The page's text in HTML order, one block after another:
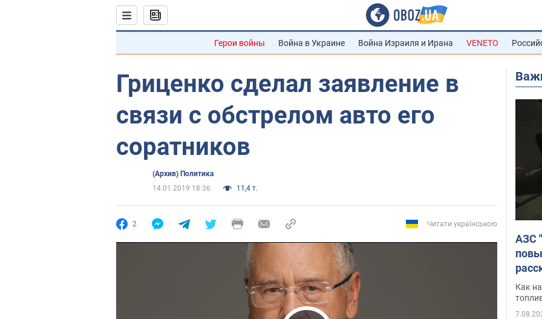
Герои войны Война в Украине Война Израиля и Ирана VENETO
Гриценко сделал заявление в
связи с обстрелом авто его
соратников
(Архив) Политика
14.01.2019 18:36
11,4 т.
2 Читати українською
АЗС
Как